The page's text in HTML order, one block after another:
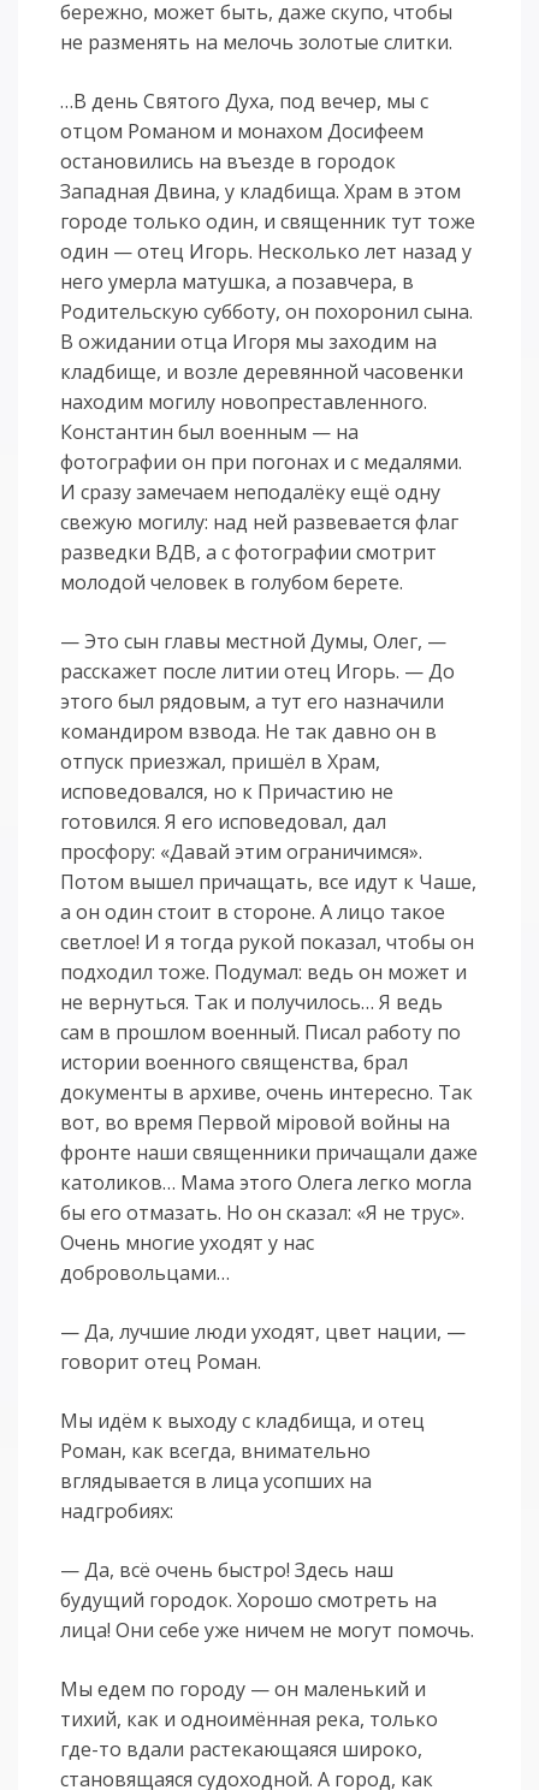
бережно, может быть, даже скупо, чтобы
не разменять на мелочь золотые слитки.
…В день Святого Духа, под вечер, мы с
отцом Романом и монахом Досифеем
остановились на въезде в городок
Западная Двина, у кладбища. Храм в этом
городе только один, и священник тут тоже
один — отец Игорь. Несколько лет назад у
него умерла матушка, а позавчера, в
Родительскую субботу, он похоронил сына.
В ожидании отца Игоря мы заходим на
кладбище, и возле деревянной часовенки
находим могилу новопреставленного.
Константин был военным — на
фотографии он при погонах и с медалями.
И сразу замечаем неподалёку ещё одну
свежую могилу: над ней развевается флаг
разведки ВДВ, а с фотографии смотрит
молодой человек в голубом берете.
— Это сын главы местной Думы, Олег, —
расскажет после литии отец Игорь. — До
этого был рядовым, а тут его назначили
командиром взвода. Не так давно он в
отпуск приезжал, пришёл в Храм,
исповедовался, но к Причастию не
готовился. Я его исповедовал, дал
просфору: «Давай этим ограничимся».
Потом вышел причащать, все идут к Чаше,
а он один стоит в стороне. А лицо такое
светлое! И я тогда рукой показал, чтобы он
подходил тоже. Подумал: ведь он может и
не вернуться. Так и получилось… Я ведь
сам в прошлом военный. Писал работу по
истории военного священства, брал
документы в архиве, очень интересно. Так
вот, во время Первой мiровой войны на
фронте наши священники причащали даже
католиков… Мама этого Олега легко могла
бы его отмазать. Но он сказал: «Я не трус».
Очень многие уходят у нас
добровольцами…
— Да, лучшие люди уходят, цвет нации, —
говорит отец Роман.
Мы идём к выходу с кладбища, и отец
Роман, как всегда, внимательно
вглядывается в лица усопших на
надгробиях:
— Да, всё очень быстро! Здесь наш
будущий городок. Хорошо смотреть на
лица! Они себе уже ничем не могут помочь.
Мы едем по городу — он маленький и
тихий, как и одноимённая река, только
где-то вдали растекающаяся широко,
становящаяся судоходной. А город, как